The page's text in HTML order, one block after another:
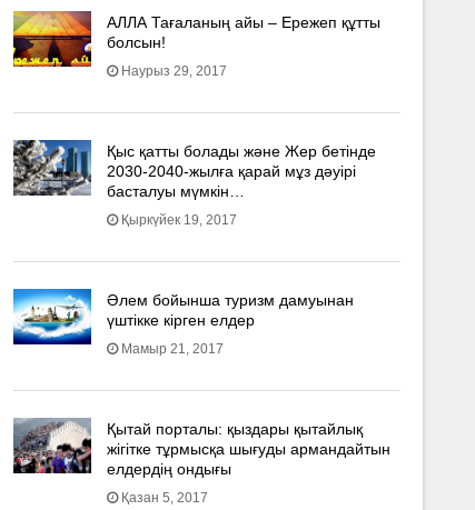
АЛЛА Тағаланың айы – Ережеп құтты
болсын!
Наурыз 29, 2017
Қыс қатты болады және Жер бетінде
2030-2040­-жылға қарай мұз дәуірі
басталуы мүмкін…
Қыркүйек 19, 2017
Әлем бойынша туризм дамуынан
үштікке кірген елдер
Мамыр 21, 2017
Қытай порталы: қыздары қытайлық
жігітке тұрмысқа шығуды армандайтын
елдердің ондығы
Қазан 5, 2017